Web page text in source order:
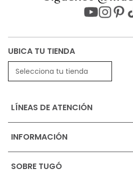
UBICA TU TIENDA
Selecciona tu tienda
LÍNEAS DE ATENCIÓN
INFORMACIÓN
Ofertas vigentes
SOBRE TUGÓ